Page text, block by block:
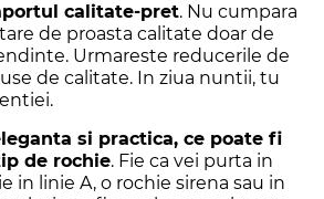
calitate-pret. Nu cumpara
de proasta calitate doar de
Urmareste reducerile de
de calitate. In ziua nuntii, tu
si practica, ce poate fi
de rochie. Fie ca vei purta in
in linie A, o rochie sirena sau in